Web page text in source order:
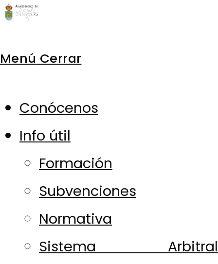
Ir
contenido
Menú Cerrar
Conócenos
Info útil
Formación
Subvenciones
Normativa
Sistema Arbitral